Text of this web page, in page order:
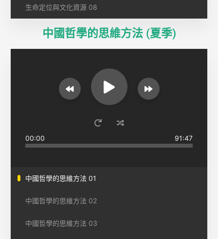
生命定位與文化資源 08
中國哲學的思維方法 (夏季)
00:00 91:47
中國哲學的思維方法 01
中國哲學的思維方法 02
中國哲學的思維方法 03